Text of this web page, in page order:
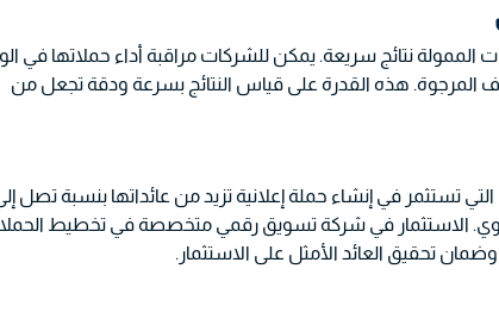
الممولة نتائج سريعة. يمكن للشركات مراقبة أداء حملاتها في
المرجوة. هذه القدرة على قياس النتائج بسرعة ودقة تجعل من
التي تستثمر في إنشاء حملة إعلانية تزيد من عائداتها بنسبة تصل
الاستثمار في شركة تسويق رقمي متخصصة في تخطيط
تحقيق العائد الأمثل على الاستثمار.